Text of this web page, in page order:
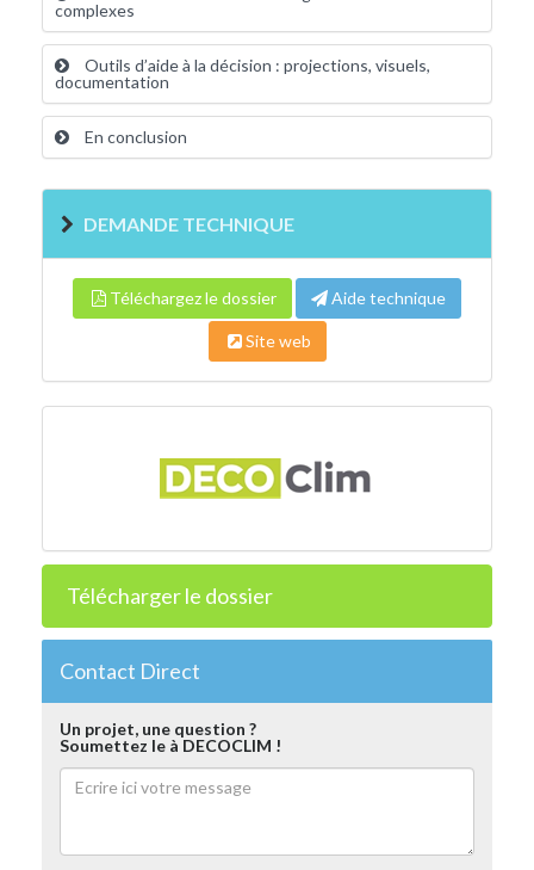
complexes
Outils d’aide à la décision : projections, visuels,
documentation
En conclusion
DEMANDE TECHNIQUE
Téléchargez le dossier Aide technique
Site web
Télécharger le dossier
Contact Direct
Un projet, une question ?
Soumettez le à DECOCLIM !